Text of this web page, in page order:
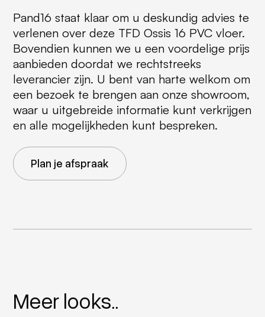
Pand16 staat klaar om u deskundig advies te
verlenen over deze TFD Ossis 16 PVC vloer.
Bovendien kunnen we u een voordelige prijs
aanbieden doordat we rechtstreeks
leverancier zijn. U bent van harte welkom om
een bezoek te brengen aan onze showroom,
waar u uitgebreide informatie kunt verkrijgen
en alle mogelijkheden kunt bespreken.
Plan je afspraak
Meer looks..